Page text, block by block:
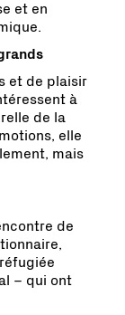
et en
et de plaisir
à
de la
elle
mais
de
– qui ont